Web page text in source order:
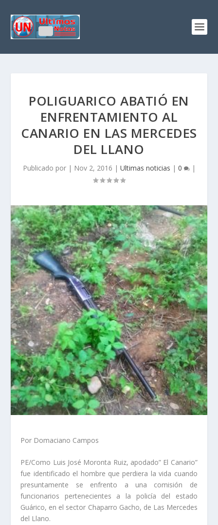
POLIGUARICO ABATIÓ EN
ENFRENTAMIENTO AL
CANARIO EN LAS MERCEDES
DEL LLANO
Publicado por | Nov 2, 2016 | Ultimas noticias | 0 |
Por Domaciano Campos
PE/Como Luis José Moronta Ruiz, apodado” El Canario”
fue identificado el hombre que perdiera la vida cuando
presuntamente se enfrento a una comisión de
funcionarios pertenecientes a la policía del estado
Guárico, en el sector Chaparro Gacho, de Las Mercedes
del Llano.